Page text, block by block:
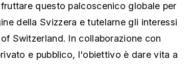
questo palcoscenico globale per
della Svizzera e tutelarne gli interessi
Switzerland. In collaborazione con
e pubblico, l'obiettivo è dare vita a